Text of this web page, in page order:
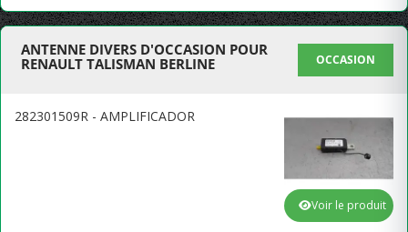
ANTENNE DIVERS D'OCCASION POUR
RENAULT TALISMAN BERLINE
OCCASION
282301509R - AMPLIFICADOR
Voir le produit